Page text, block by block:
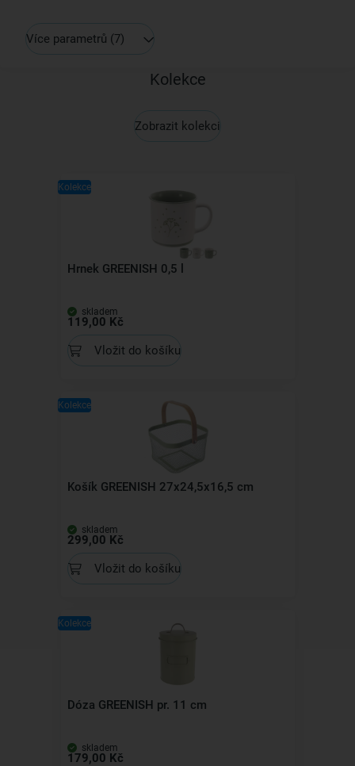
Více parametrů (7)
Kolekce
Zobrazit kolekci
Kolekce
Hrnek GREENISH 0,5 l
skladem
119,00 Kč
Vložit do košíku
Kolekce
Košík GREENISH 27x24,5x16,5 cm
skladem
299,00 Kč
Vložit do košíku
Kolekce
Dóza GREENISH pr. 11 cm
skladem
179,00 Kč